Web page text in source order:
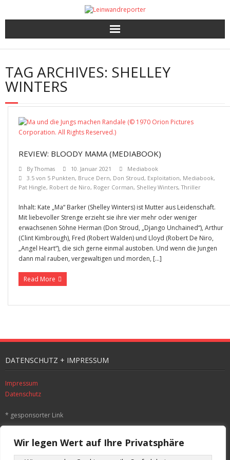
Wir legen Wert auf Ihre Privatsphäre
Kritiken
Filme und Serien nach Punkten
Gewinnspiele
TAG ARCHIVES: SHELLEY
WINTERS
REVIEW: BLOODY MAMA (MEDIABOOK)
ByThomas 10. Januar 2021
Mediabook
3.5 von 5 Punkten, Bruce Dern, Don Stroud, Exploitation, Mediabook,
Pat Hingle, Robert de Niro, Roger Corman, Shelley Winters,Thriller
Inhalt: Kate „Ma“ Barker (Shelley Winters) ist Mutter aus Leidenschaft.
Mit liebevoller Strenge erzieht sie ihre vier mehr oder weniger
erwachsenen Söhne Herman (Don Stroud, „Django Unchained“), Arthur
(Clint Kimbrough), Fred (Robert Walden) und Lloyd (Robert De Niro,
„Angel Heart“), die sich gerne einmal austoben. Und wenn die Jungen
dann mal rauben, vergewaltigen und morden, […]
Read More
DATENSCHUTZ + IMPRESSUM
Impressum
Datenschutz
* gesponsorter Link